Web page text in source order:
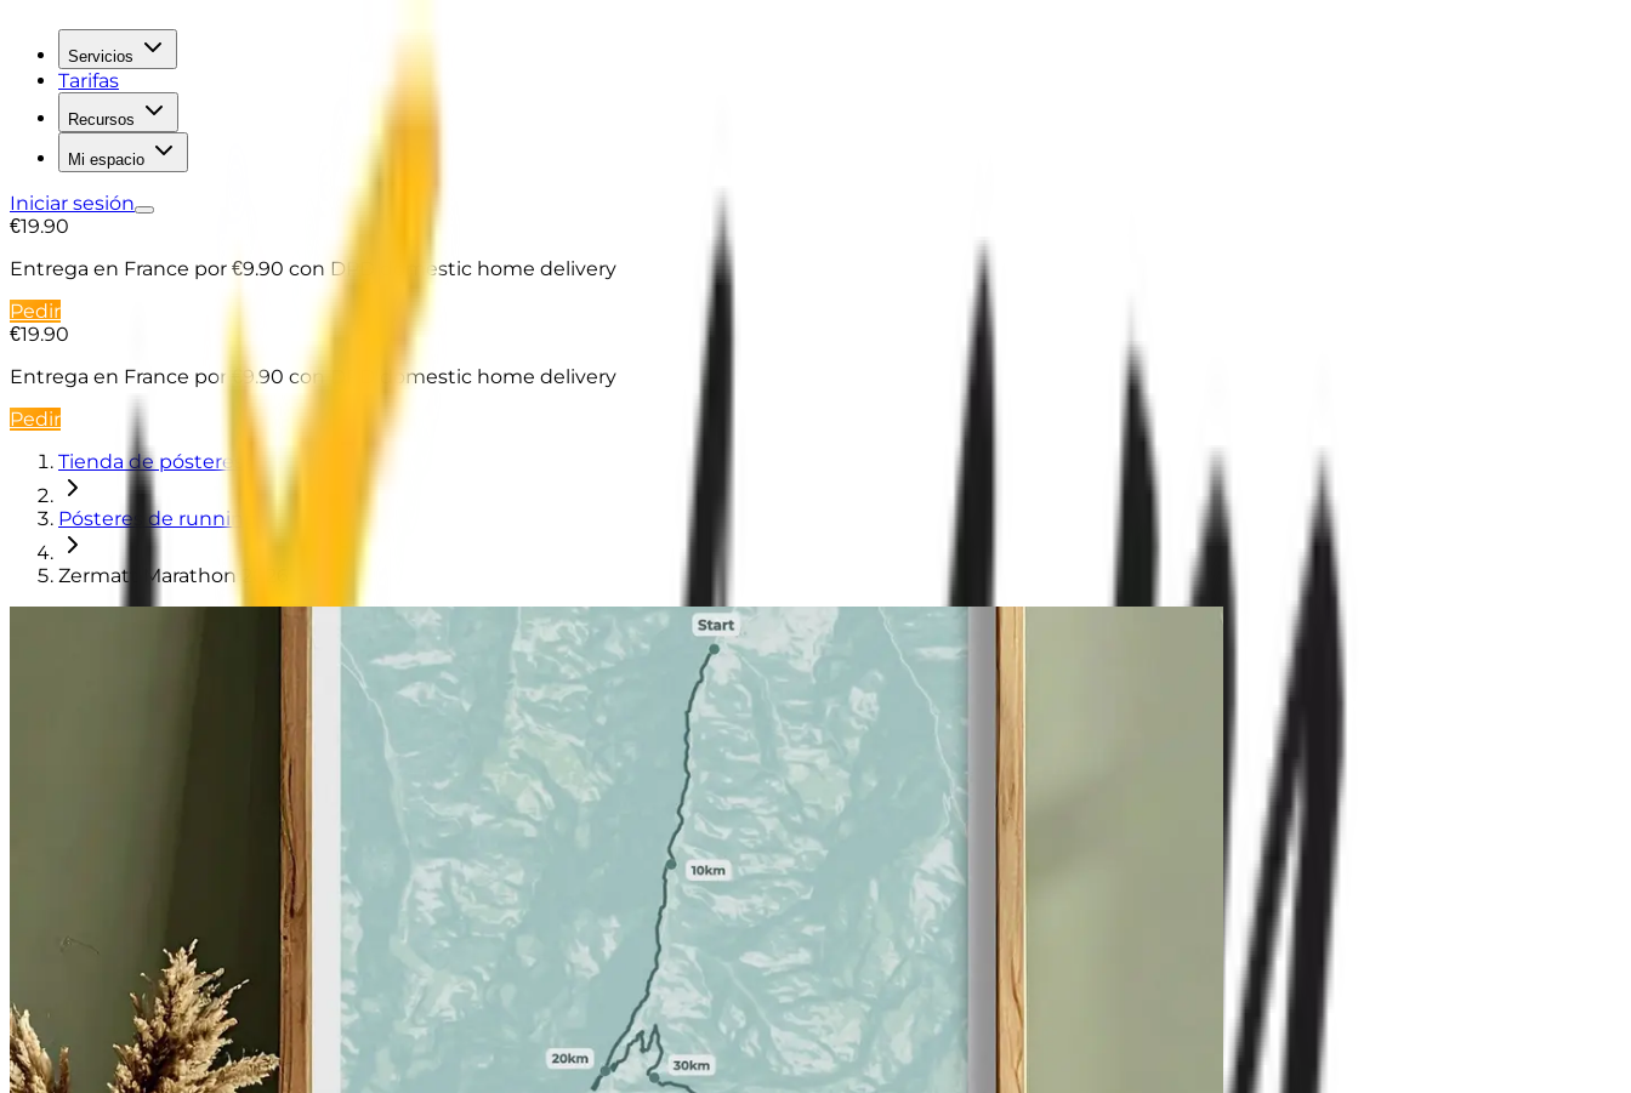
Servicios
Tarifas
Recursos
Mi espacio
Iniciar sesión
€19.90
Entrega en France por €9.90 con DPD domestic home delivery
Pedir
€19.90
Entrega en France por €9.90 con DPD domestic home delivery
Pedir
Tienda de pósteres
Pósteres de running
Zermatt Marathon 2026